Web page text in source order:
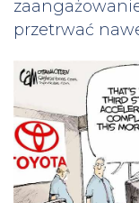
przetrwać